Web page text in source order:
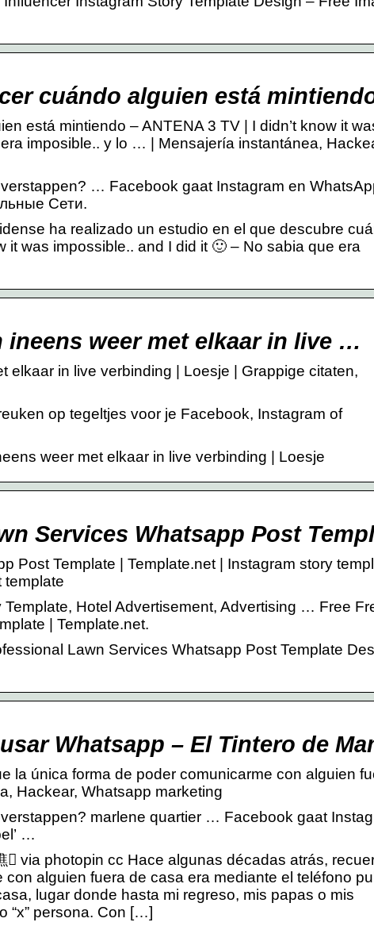
cuándo alguien está
está mintiendo – ANTENA 3 TV | I didn’t know it
imposible.. y lo … | Mensajería instantánea,
… Facebook gaat Instagram en
Сети.
ha realizado un estudio en el que descubre
it was impossible.. and I did it 🙂 – No sabia que era
weer met elkaar in live …
elkaar in live verbinding | Loesje | Grappige citaten,
op tegeltjes voor je Facebook, Instagram of
weer met elkaar in live verbinding | Loesje
Services Whatsapp Post
Post Template | Template.net | Instagram story
template
Hotel Advertisement, Advertising … Free
| Template.net.
Lawn Services Whatsapp Post Template
Whatsapp – El Tintero de
la única forma de poder comunicarme con alguien
Hackear, Whatsapp marketing
marlene quartier … Facebook gaat
…
via photopin cc Hace algunas décadas atrás,
alguien fuera de casa era mediante el teléfono
lugar donde hasta mi regreso, mis papas o mis
“x” persona. Con […]